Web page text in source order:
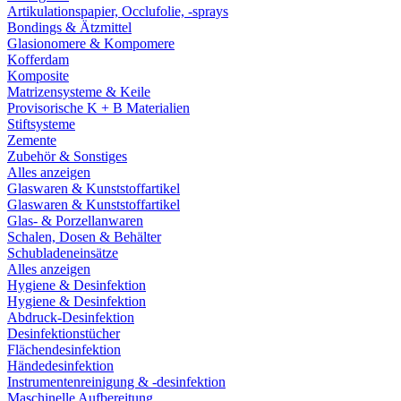
Artikulationspapier, Occlufolie, -sprays
Bondings & Ätzmittel
Glasionomere & Kompomere
Kofferdam
Komposite
Matrizensysteme & Keile
Provisorische K + B Materialien
Stiftsysteme
Zemente
Zubehör & Sonstiges
Alles anzeigen
Glaswaren & Kunststoffartikel
Glaswaren & Kunststoffartikel
Glas- & Porzellanwaren
Schalen, Dosen & Behälter
Schubladeneinsätze
Alles anzeigen
Hygiene & Desinfektion
Hygiene & Desinfektion
Abdruck-Desinfektion
Desinfektionstücher
Flächendesinfektion
Händedesinfektion
Instrumentenreinigung & -desinfektion
Maschinelle Aufbereitung